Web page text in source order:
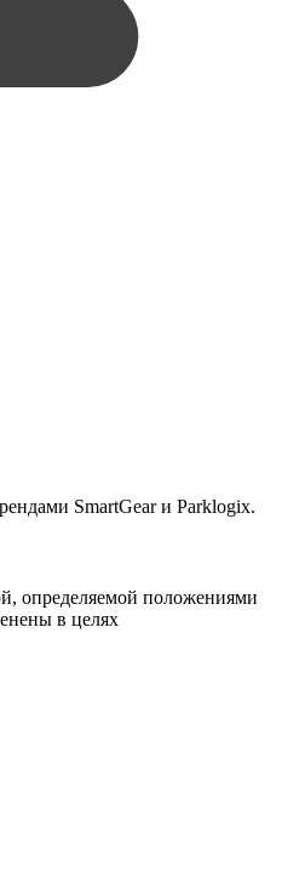
SmartGear и Parklogix.
определяемой положениями
в целях